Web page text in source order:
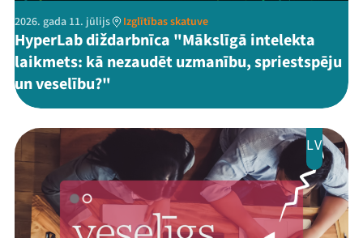
2026. gada 11. jūlijs Izglītības skatuve
HyperLab diždarbnīca "Mākslīgā intelekta
laikmets: kā nezaudēt uzmanību, spriestspēju
un veselību?"
LV